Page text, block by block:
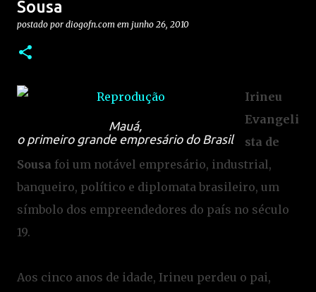
APOSTAS ESPORTIVAS DIRF FISCO
Sousa
postado por diogofn.com em junho 26, 2010
Mauá,
o primeiro grande empresário do Brasil
Irineu
Evangeli
sta de
Sousa foi um notável empresário, industrial,
banqueiro, político e diplomata brasileiro, um
símbolo dos empreendedores do país no século
19.
Aos cinco anos de idade, Irineu perdeu o pai,